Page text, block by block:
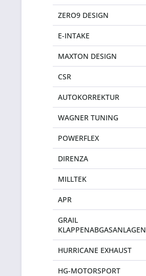
ZERO9 DESIGN
E-INTAKE
MAXTON DESIGN
CSR
AUTOKORREKTUR
WAGNER TUNING
POWERFLEX
DIRENZA
MILLTEK
APR
GRAIL
KLAPPENABGASANLAGEN
HURRICANE EXHAUST
HG-MOTORSPORT